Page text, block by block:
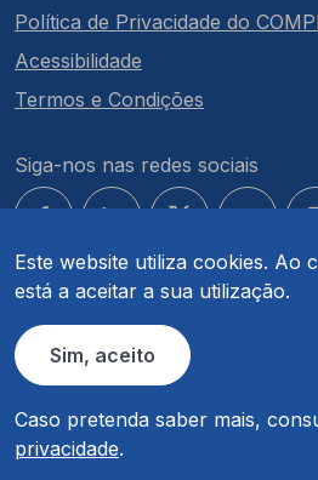
Este website utiliza cookies. Ao
está a aceitar a sua utilização.
Sim, aceito
Caso pretenda saber mais,
privacidade.
Política de Privacidade do
Acessibilidade
Termos e Condições
Siga-nos nas redes sociais
© COMPETE 2030. Todos os direitos